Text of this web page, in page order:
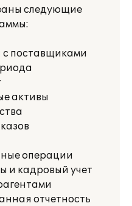
следующие
с поставщиками
активы
операции
и кадровый учет
отчетность